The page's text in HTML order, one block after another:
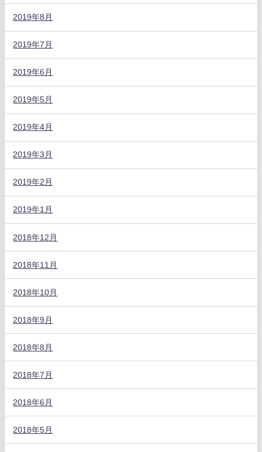
2019年8月
2019年7月
2019年6月
2019年5月
2019年4月
2019年3月
2019年2月
2019年1月
2018年12月
2018年11月
2018年10月
2018年9月
2018年8月
2018年7月
2018年6月
2018年5月